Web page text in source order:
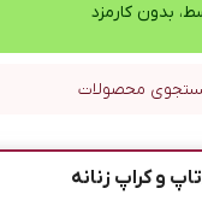
تاپ و کراپ زنانه